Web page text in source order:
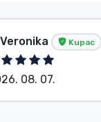
Veronika Kupac
08. 07.